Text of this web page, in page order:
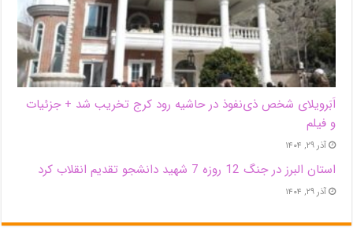
اَبَر‌ویلای شخص ذی‌نفوذ در حاشیه‌ رود کرج تخریب شد + جزئیات
و فیلم
آذر ۲۹, ۱۴۰۴
استان البرز در جنگ 12 روزه 7 شهید دانشجو تقدیم انقلاب کرد
آذر ۲۹, ۱۴۰۴